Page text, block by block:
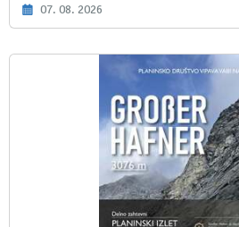
07. 08. 2026